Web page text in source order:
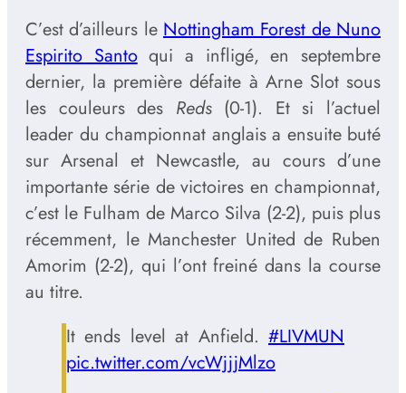
C’est d’ailleurs le Nottingham Forest de Nuno
Espirito Santoqui a infligé, en septembre
dernier, la première défaite à Arne Slot sous
les couleurs des Reds (0-1). Et si l’actuel
leader du championnat anglais a ensuite buté
sur Arsenal et Newcastle, au cours d’une
importante série de victoires en championnat,
c’est le Fulham de Marco Silva (2-2), puis plus
récemment, le Manchester United de Ruben
Amorim (2-2), qui l’ont freiné dans la course
au titre.
It ends level at Anfield. #LIVMUN
pic.twitter.com/vcWjjjMlzo